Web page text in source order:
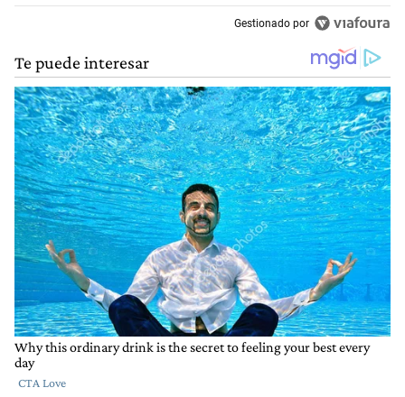
Gestionado por